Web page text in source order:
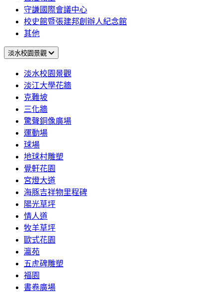
守謙國際會議中心
校史館暨張建邦創辦人紀念館
其他
淡水校園景觀
淡水校園景觀
淡江大學花牆
克難坡
三化牆
驚聲銅像廣場
運動場
球場
地球村雕塑
覺軒花園
宮燈大道
海豚吉祥物里程碑
陽光草坪
情人道
牧羊草坪
歐式花園
瀛苑
五虎碑雕塑
福園
書卷廣場